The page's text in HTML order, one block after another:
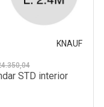
KNAUF
STD interior